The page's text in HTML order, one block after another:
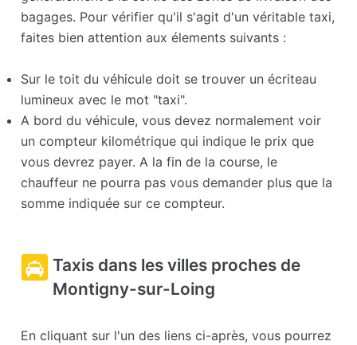
bagages. Pour vérifier qu'il s'agit d'un véritable taxi,
faites bien attention aux élements suivants :
Sur le toit du véhicule doit se trouver un écriteau
lumineux avec le mot "taxi".
A bord du véhicule, vous devez normalement voir
un compteur kilométrique qui indique le prix que
vous devrez payer. A la fin de la course, le
chauffeur ne pourra pas vous demander plus que la
somme indiquée sur ce compteur.
Taxis dans les villes proches de
Montigny-sur-Loing
En cliquant sur l'un des liens ci-après, vous pourrez